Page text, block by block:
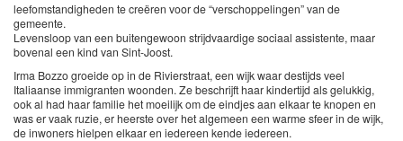
leefomstandigheden te creëren voor de “verschoppelingen” van de
gemeente.
Levensloop van een buitengewoon strijdvaardige sociaal assistente, maar
bovenal een kind van Sint-Joost.
Irma Bozzo groeide op in de Rivierstraat, een wijk waar destijds veel
Italiaanse immigranten woonden. Ze beschrijft haar kindertijd als gelukkig,
ook al had haar familie het moeilijk om de eindjes aan elkaar te knopen en
was er vaak ruzie, er heerste over het algemeen een warme sfeer in de wijk,
de inwoners hielpen elkaar en iedereen kende iedereen.